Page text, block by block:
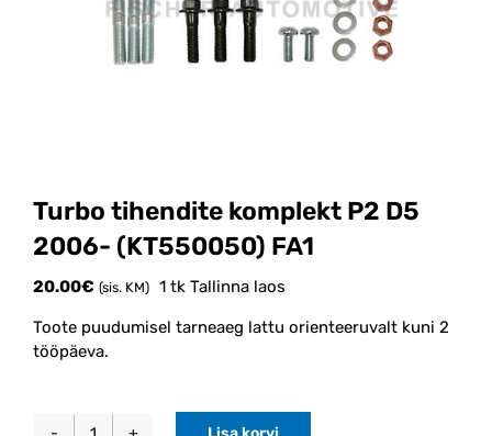
Turbo tihendite komplekt P2 D5
2006- (KT550050) FA1
20.00€ (sis. KM) 1 tk Tallinna laos
Toote puudumisel tarneaeg lattu orienteeruvalt kuni 2
tööpäeva.